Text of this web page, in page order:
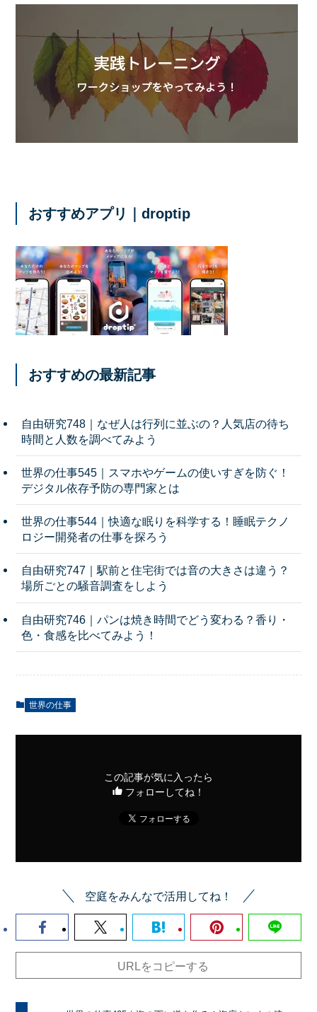
おすすめアプリ｜droptip
おすすめの最新記事
自由研究748｜なぜ人は行列に並ぶの？人気店の待ち
時間と人数を調べてみよう
世界の仕事545｜スマホやゲームの使いすぎを防ぐ！
デジタル依存予防の専門家とは
世界の仕事544｜快適な眠りを科学する！睡眠テクノ
ロジー開発者の仕事を探ろう
自由研究747｜駅前と住宅街では音の大きさは違う？
場所ごとの騒音調査をしよう
自由研究746｜パンは焼き時間でどう変わる？香り・
色・食感を比べてみよう！
世界の仕事
この記事が気に入ったら
フォローしてね！
空庭をみんなで活用してね！
URLをコピーする